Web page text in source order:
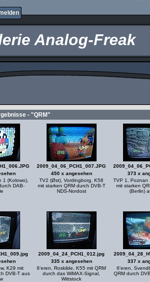
Analog-Freak
- "QRM"
1 (Kolowo),
DAB-
2009_04_06_PCH1_007.JPG
450 x angesehen
TV2 (Øst), Vordingborg, K58
mit starken QRM durch DVB-T
NDS-Nordost
373 x
TVP 1, Poznan
mit starken
(Berlin)
K29 mit
DVB-T aus
2009_04_24_PCH1_012.jpg
335 x angesehen
6'eren, Roskilde, K55 mit QRM
durch das WiMAX-Signal,
Wittstock
337 x
6'eren,
QRM durch